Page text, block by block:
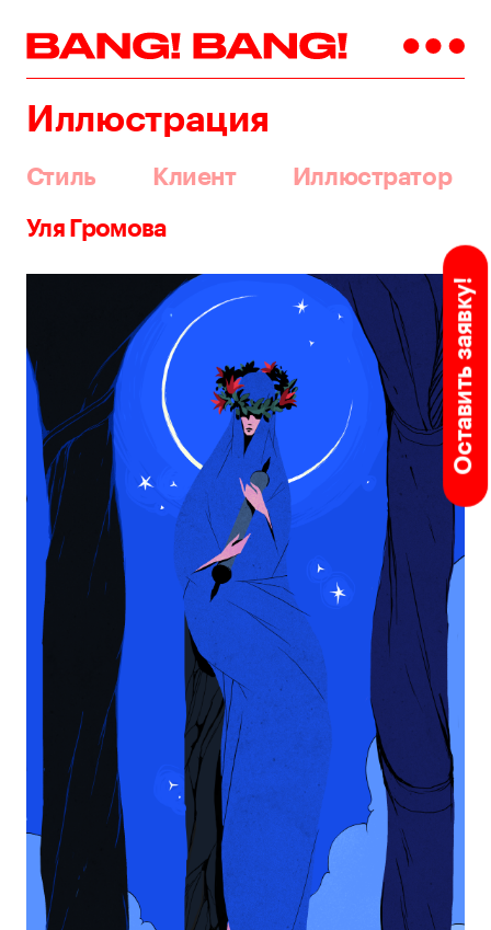
Иллюстрация
Стиль Клиент Иллюстратор
Оставить заявку!
Уля Громова